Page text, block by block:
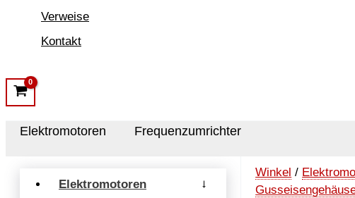
Verweise
Kontakt
Elektromotoren Frequenzumrichter
Elektromotoren →
Winkel /